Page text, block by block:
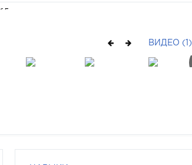
65
короткие
ВИДЕО (1)